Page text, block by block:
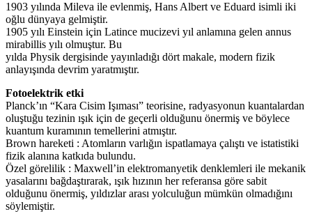
1903 yılında Mileva ile evlenmiş, Hans Albert ve Eduard isimli iki
oğlu dünyaya gelmiştir.
1905 yılı Einstein için Latince mucizevi yıl anlamına gelen annus
mirabillis yılı olmuştur. Bu
yılda Physik dergisinde yayınladığı dört makale, modern fizik
anlayışında devrim yaratmıştır.
Fotoelektrik etki
Planck’ın “Kara Cisim Işıması” teorisine, radyasyonun kuantalardan
oluştuğu tezinin ışık için de geçerli olduğunu önermiş ve böylece
kuantum kuramının temellerini atmıştır.
Brown hareketi : Atomların varlığın ispatlamaya çalıştı ve istatistiki
fizik alanına katkıda bulundu.
Özel görelilik : Maxwell’in elektromanyetik denklemleri ile mekanik
yasalarını bağdaştırarak, ışık hızının her referansa göre sabit
olduğunu önermiş, yıldızlar arası yolculuğun mümkün olmadığını
söylemiştir.